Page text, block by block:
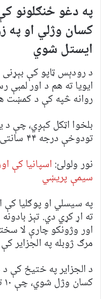
کسان وژلي او په
ایستل شوي
د رودېس ټاپو کې
ایویا ته هم د اور
روانه څپه کې د کمښت
بلخوا اټکل کېږي، چې
تودوخې درجه ۴۴ سانتی ګراد ته لوړه شي.
نور ولولئ: اسپانیا کې
سیمې پریښي
په سیسلي او پوګلیا
ته اړ کړي دي. تېز
اور وژونکو چارې لا
مرګ ژوبله په الجزایر
کسان وژل شوي، چې ۱۰ تنه یې سرتېري دي.